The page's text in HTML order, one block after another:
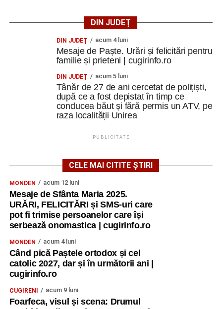
DIN JUDEȚ
DIN JUDEŢ acum 4 luni
Mesaje de Paște. Urări și felicitări pentru
familie și prieteni | cugirinfo.ro
DIN JUDEŢ acum 5 luni
Tânăr de 27 de ani cercetat de polițiști,
după ce a fost depistat în timp ce
conducea băut și fără permis un ATV, pe
raza localității Unirea
PUBLICITATE
CELE MAI CITITE ȘTIRI
MONDEN acum 12 luni
Mesaje de Sfânta Maria 2025.
URĂRI, FELICITĂRI și SMS-uri care
pot fi trimise persoanelor care își
serbează onomastica | cugirinfo.ro
MONDEN acum 4 luni
Când pică Paștele ortodox și cel
catolic 2027, dar și în următorii ani |
cugirinfo.ro
CUGIRENI acum 9 luni
Foarfeca, visul și scena: Drumul